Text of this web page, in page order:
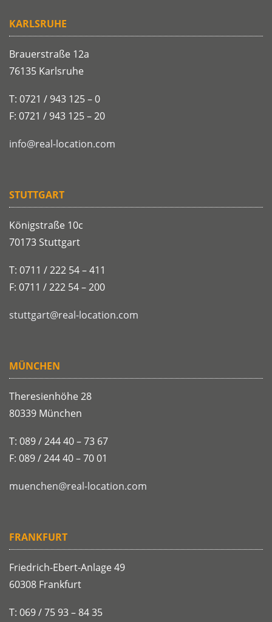
KARLSRUHE
Brauerstraße 12a
76135 Karlsruhe
T: 0721 / 943 125 – 0
F: 0721 / 943 125 – 20
info@real-location.com
STUTTGART
Königstraße 10c
70173 Stuttgart
T: 0711 / 222 54 – 411
F: 0711 / 222 54 – 200
stuttgart@real-location.com
MÜNCHEN
Theresienhöhe 28
80339 München
T: 089 / 244 40 – 73 67
F: 089 / 244 40 – 70 01
muenchen@real-location.com
FRANKFURT
Friedrich-Ebert-Anlage 49
60308 Frankfurt
T: 069 / 75 93 – 84 35